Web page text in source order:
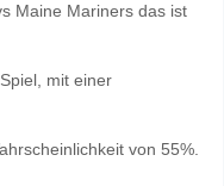
Maine Mariners das ist
mit einer
von 55%.